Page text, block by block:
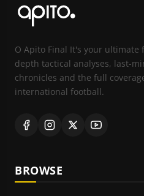
O Apito Final It's your
depth tactical analyses, last-
chronicles and the full
international football.
BROWSE